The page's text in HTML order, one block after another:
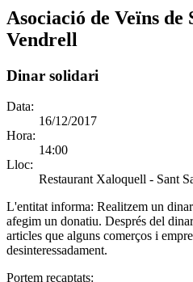
Asociació de Veïns
Vendrell
Dinar solidari
Data:
16/12/2017
Hora:
14:00
Lloc:
Restaurant Xaloquell - Sant
L'entitat informa: Realitzem un
afegim un donatiu. Després del
articles que alguns comerços i
desinteressadament.
Portem recaptats: